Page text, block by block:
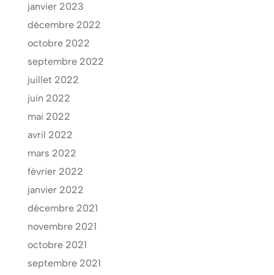
janvier 2023
décembre 2022
octobre 2022
septembre 2022
juillet 2022
juin 2022
mai 2022
avril 2022
mars 2022
février 2022
janvier 2022
décembre 2021
novembre 2021
octobre 2021
septembre 2021